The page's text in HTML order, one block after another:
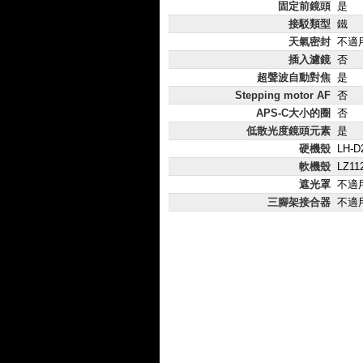
固定前鏡頭 是
接駁類型 鐵
天氣密封 不適
插入濾鏡 否
超聲波自動對焦 是
Stepping motor AF 否
APS-C大小的圈
否
低散光度鏡頭元素 是
硬機殼
LH-
軟機殼
遮光罩 不適
三腳架接合器 不適